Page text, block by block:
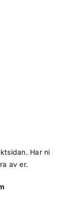
Har ni
av er.